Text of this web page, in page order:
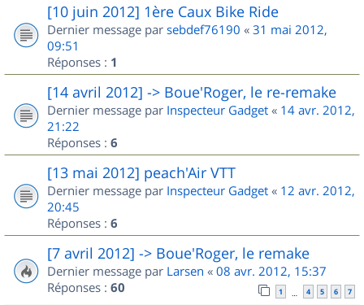
[10 juin 2012] 1ère Caux Bike Ride
Dernier message par sebdef76190 « 31 mai 2012,
09:51
Réponses : 1
[14 avril 2012] -> Boue'Roger, le re-remake
Dernier message par Inspecteur Gadget « 14 avr. 2012,
21:22
Réponses : 6
[13 mai 2012] peach'Air VTT
Dernier message par Inspecteur Gadget « 12 avr. 2012,
20:45
Réponses : 6
[7 avril 2012] -> Boue'Roger, le remake
Dernier message par Larsen « 08 avr. 2012, 15:37
Réponses : 60 1 … 4 5 6 7